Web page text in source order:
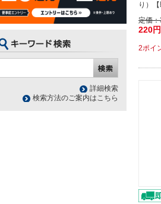
り）【
定価：
220円
2ポイ
詳細検索
検索方法のご案内はこちら